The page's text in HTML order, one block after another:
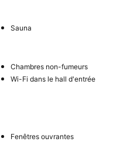
Sauna
Chambres non-fumeurs
Wi-Fi dans le hall d'entrée
Fenêtres ouvrantes